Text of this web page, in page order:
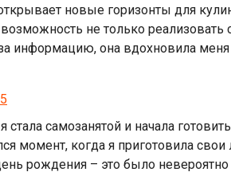
новые горизонты для
возможность не только
информацию, она вдохновила меня
стала самозанятой и начала
момент, когда я приготовила
рождения – это было невероятно